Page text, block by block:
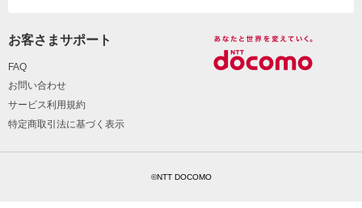
お客さまサポート
FAQ
お問い合わせ
サービス利用規約
特定商取引法に基づく表示
©NTT DOCOMO